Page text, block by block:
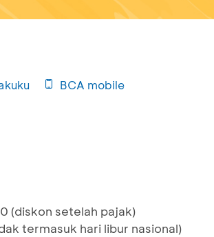
BCA mobile
(diskon setelah pajak)
termasuk hari libur nasional)